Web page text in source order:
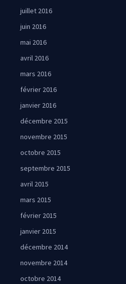
juillet 2016
juin 2016
mai 2016
avril 2016
mars 2016
février 2016
janvier 2016
décembre 2015
novembre 2015
octobre 2015
septembre 2015
avril 2015
mars 2015
février 2015
janvier 2015
décembre 2014
novembre 2014
octobre 2014